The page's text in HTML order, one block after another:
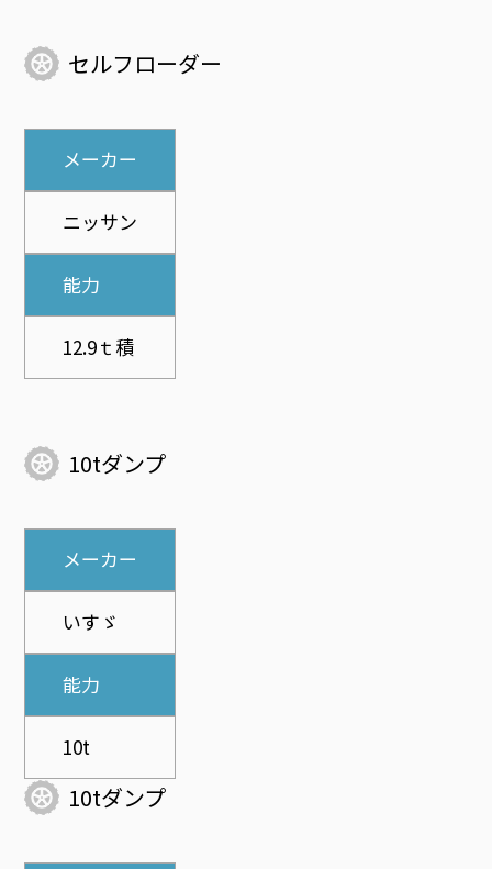
セルフローダー
メーカー
ニッサン
能力
12.9ｔ積
10tダンプ
メーカー
いすゞ
能力
10t
10tダンプ